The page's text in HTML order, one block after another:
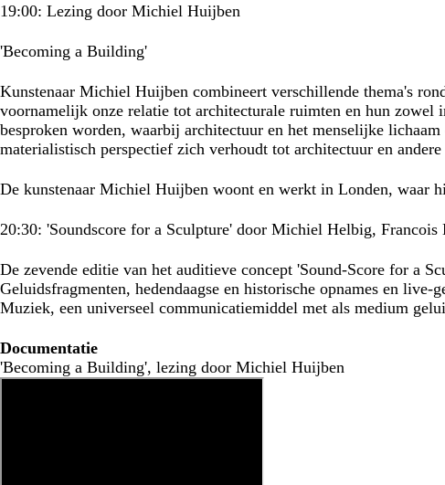
19:00: Lezing door Michiel Huijben
'Becoming a Building'
Kunstenaar Michiel Huijben combineert verschillende thema's
voornamelijk onze relatie tot architecturale ruimten en hun zowel
besproken worden, waarbij architectuur en het menselijke
materialistisch perspectief zich verhoudt tot architectuur en andere
De kunstenaar Michiel Huijben woont en werkt in Londen, waar
20:30: 'Soundscore for a Sculpture' door Michiel Helbig, Francois
De zevende editie van het auditieve concept 'Sound-Score for a
Geluidsfragmenten, hedendaagse en historische opnames en
Muziek, een universeel communicatiemiddel met als medium
Documentatie
'Becoming a Building', lezing door Michiel Huijben